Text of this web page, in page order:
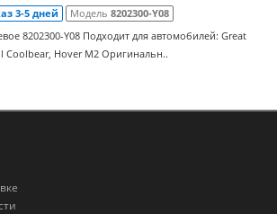
3-5 дней Модель 8202300-Y08
8202300-Y08 Подходит для автомобилей: Great
Coolbear, Hover M2 Оригинальн..